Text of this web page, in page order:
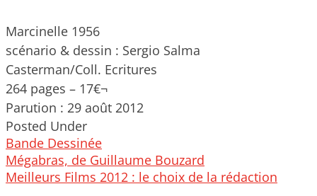
Marcinelle 1956
scénario & dessin : Sergio Salma
Casterman/Coll. Ecritures
264 pages – 17€¬
Parution : 29 août 2012
Posted Under
Bande Dessinée
Post
navigation
Mégabras, de Guillaume Bouzard
Meilleurs Films 2012 : le choix de la rédaction